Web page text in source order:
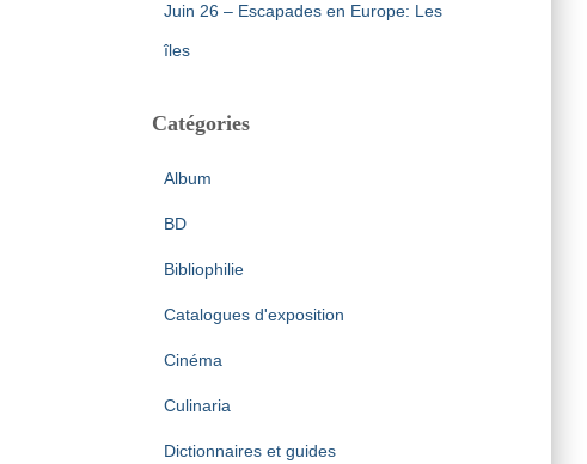
Juin 26 – Escapades en Europe: Les
îles
Catégories
Album
BD
Bibliophilie
Catalogues d'exposition
Cinéma
Culinaria
Dictionnaires et guides